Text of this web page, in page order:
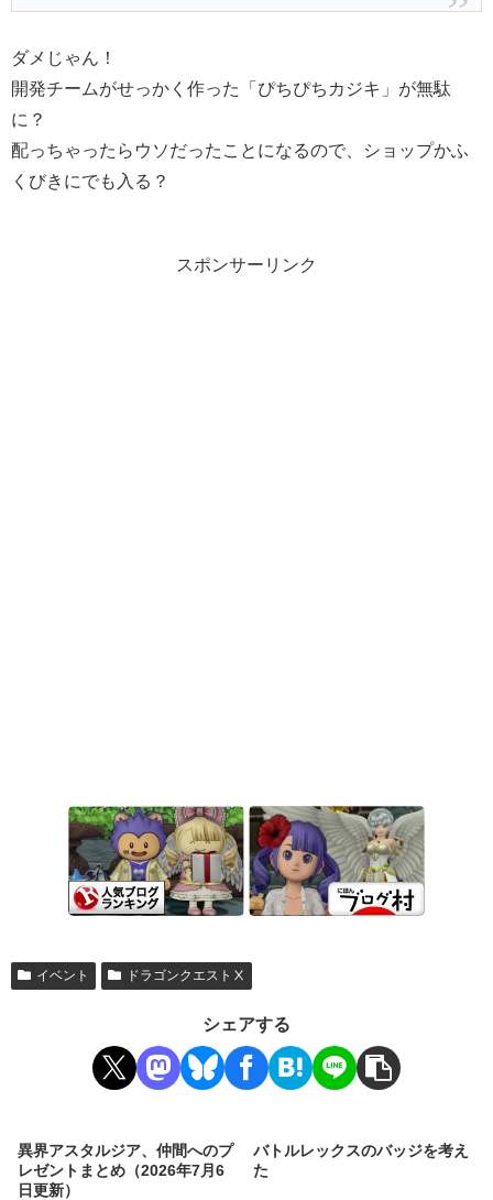
ダメじゃん！
開発チームがせっかく作った「ぴちぴちカジキ」が無駄
に？
配っちゃったらウソだったことになるので、ショップかふ
くびきにでも入る？
スポンサーリンク
イベント ドラゴンクエストⅩ
シェアする
異界アスタルジア、仲間へのプ
レゼントまとめ（2026年7月6
日更新）
バトルレックスのバッジを考え
た